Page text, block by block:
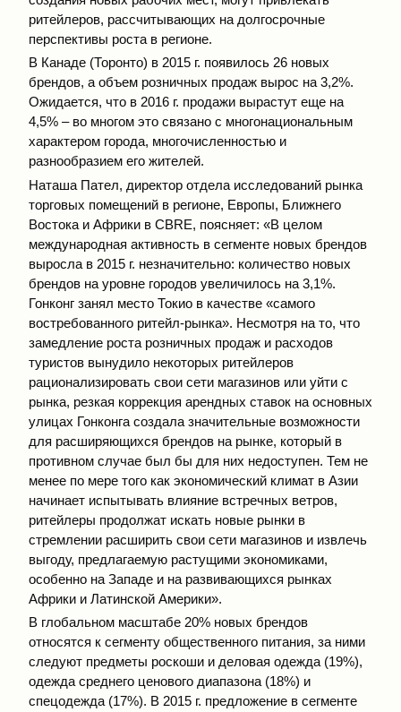
ритейлеров, рассчитывающих на долгосрочные
перспективы роста в регионе.
В Канаде (Торонто) в 2015 г. появилось 26 новых
брендов, а объем розничных продаж вырос на 3,2%.
Ожидается, что в 2016 г. продажи вырастут еще на
4,5% – во многом это связано с многонациональным
характером города, многочисленностью и
разнообразием его жителей.
Наташа Пател, директор отдела исследований рынка
торговых помещений в регионе, Европы, Ближнего
Востока и Африки в СBRE, поясняет: «В целом
международная активность в сегменте новых брендов
выросла в 2015 г. незначительно: количество новых
брендов на уровне городов увеличилось на 3,1%.
Гонконг занял место Токио в качестве «самого
востребованного ритейл-рынка». Несмотря на то, что
замедление роста розничных продаж и расходов
туристов вынудило некоторых ритейлеров
рационализировать свои сети магазинов или уйти с
рынка, резкая коррекция арендных ставок на основных
улицах Гонконга создала значительные возможности
для расширяющихся брендов на рынке, который в
противном случае был бы для них недоступен. Тем не
менее по мере того как экономический климат в Азии
начинает испытывать влияние встречных ветров,
ритейлеры продолжат искать новые рынки в
стремлении расширить свои сети магазинов и извлечь
выгоду, предлагаемую растущими экономиками,
особенно на Западе и на развивающихся рынках
Африки и Латинской Америки».
В глобальном масштабе 20% новых брендов
относятся к сегменту общественного питания, за ними
следуют предметы роскоши и деловая одежда (19%),
одежда среднего ценового диапазона (18%) и
спецодежда (17%). В 2015 г. предложение в сегменте